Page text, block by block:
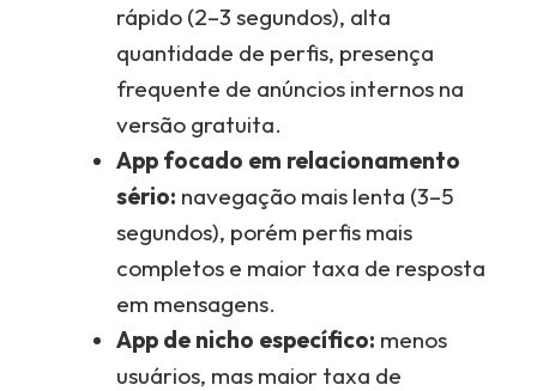
rápido (2–3 segundos), alta
quantidade de perfis, presença
frequente de anúncios internos na
versão gratuita.
App focado em relacionamento
sério: navegação mais lenta (3–5
segundos), porém perfis mais
completos e maior taxa de resposta
em mensagens.
App de nicho específico: menos
usuários, mas maior taxa de